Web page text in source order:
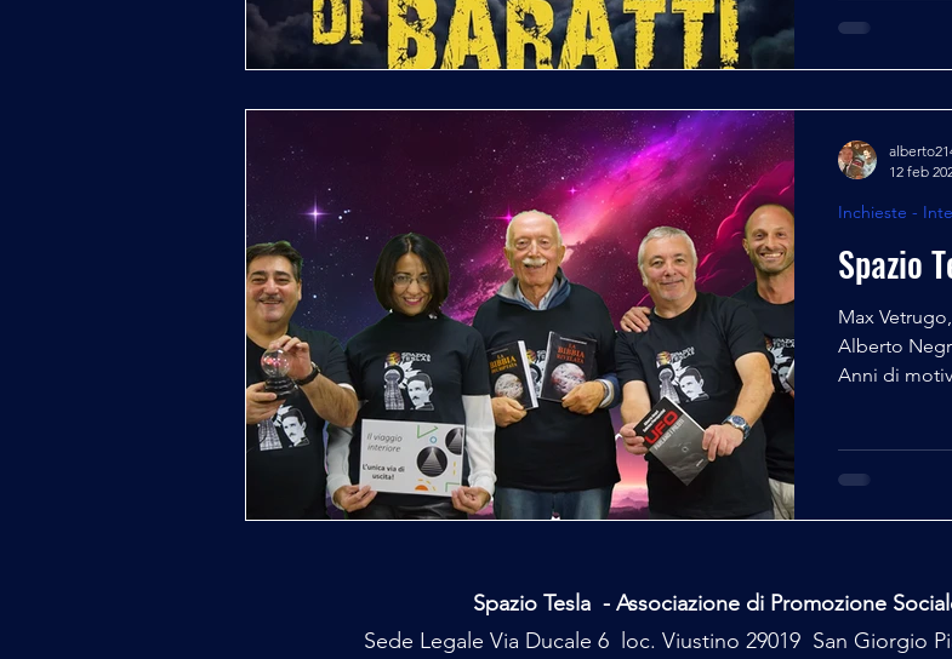
Spazio
Max
Alberto
Anni di
Inchieste -
12 feb
Spazio Tesla - Associazione di Promozione
Sede Legale Via Ducale 6 loc. Viustino 29019 San Giorgio